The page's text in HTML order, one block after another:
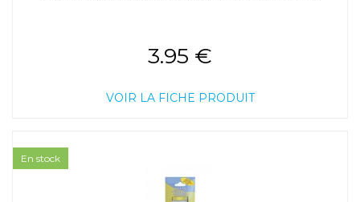
3.95 €
VOIR LA FICHE PRODUIT
En stock